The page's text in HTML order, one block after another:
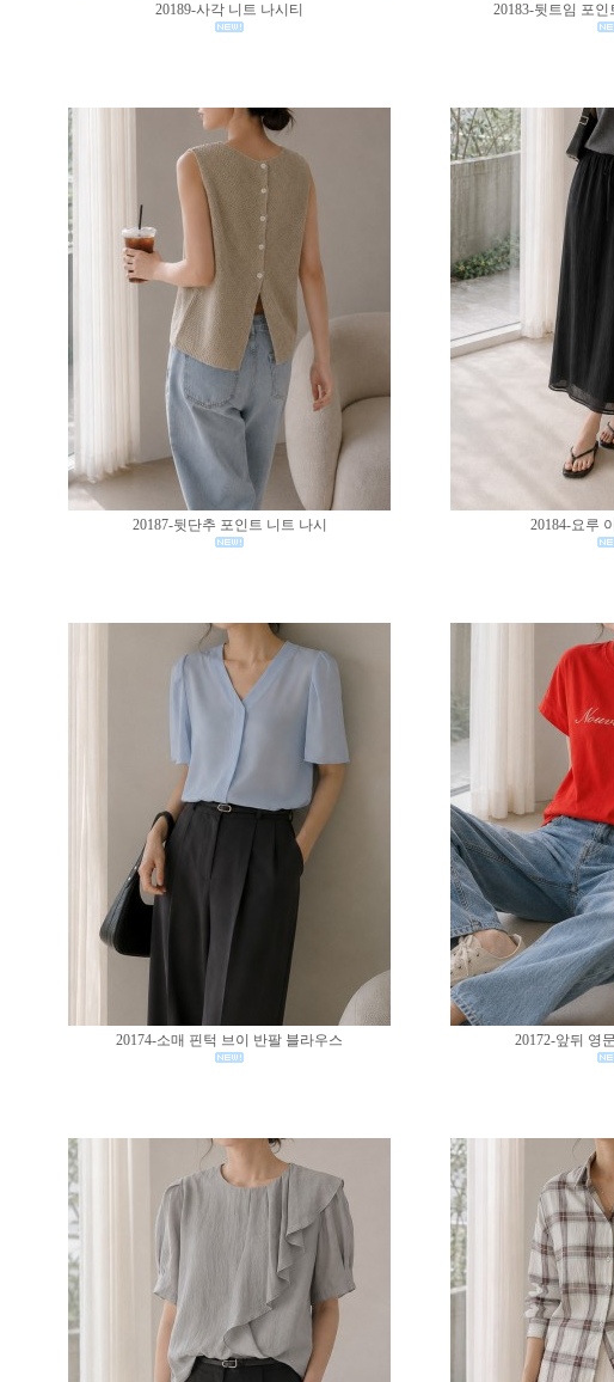
20189-사각 니트 나시티 20183-뒷트임 포
20187-뒷단추 포인트 니트 나시 20184-요루
20174-소매 핀턱 브이 반팔 블라우스 20172-앞뒤 영